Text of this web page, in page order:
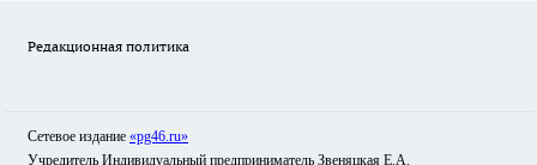
Редакционная политика
Сетевое издание «pg46.ru»
Учредитель Индивидуальный предприниматель Звеняцкая Е.А.